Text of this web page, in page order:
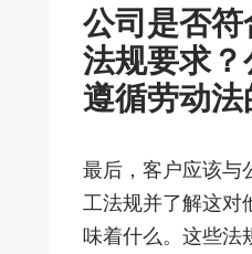
公司是否
法规要求
遵循劳动法
最后，客户应该与
工法规并了解这对
味着什么。这些法